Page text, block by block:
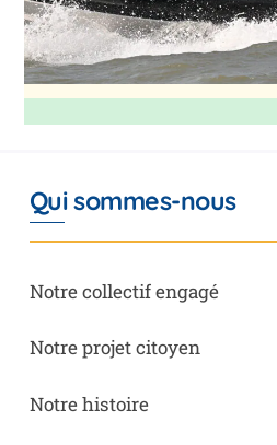
Qui sommes-nous
Notre collectif engagé
Notre projet citoyen
Notre histoire